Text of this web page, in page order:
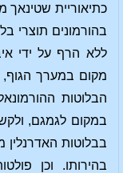
כתיאוריית
בהורמונים תוצרי
ללא הרף על ידי
מקום במערך הגוף,
הבלוטות
במקום לגמגם,
בבלוטות האדרנלין
בהירותו. וכן